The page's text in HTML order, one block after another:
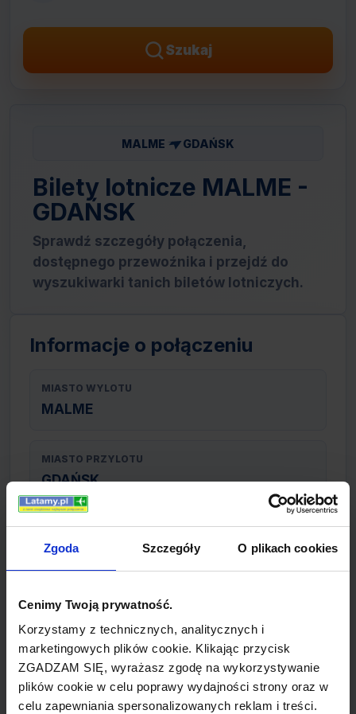
Zgoda Szczegóły O plikach cookies
Cenimy Twoją prywatność.
Korzystamy z technicznych, analitycznych i
marketingowych plików cookie. Klikając przycisk
ZGADZAM SIĘ, wyrażasz zgodę na wykorzystywanie
plików cookie w celu poprawy wydajności strony oraz w
celu zapewniania spersonalizowanych reklam i treści.
MALME GDAŃSK
Bilety lotnicze MALME -
GDAŃSK
Sprawdź szczegóły połączenia,
dostępnego przewoźnika i przejdź do
wyszukiwarki tanich biletów lotniczych.
Szukaj
Informacje o połączeniu
MIASTO WYLOTU
MALME
MIASTO PRZYLOTU
GDAŃSK
TYP POŁĄCZENIA
bezpośrednie
REZERWACJA
online lub telefoniczna
PŁATNOŚĆ
przelew, gotówka, karta